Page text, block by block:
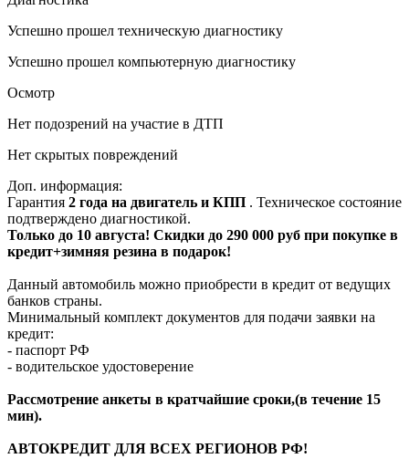
Успешно прошел техническую диагностику
Успешно прошел компьютерную диагностику
Осмотр
Нет подозрений на участие в ДТП
Нет скрытых повреждений
Доп. информация:
Гарантия 2 года на двигатель и КПП . Техническое состояние
подтверждено диагностикой.
Только до 10 августа! Скидки до 290 000 руб при покупке в
кредит+зимняя резина в подарок!
Данный автомобиль можно приобрести в кредит от ведущих
банков страны.
Минимальный комплект документов для подачи заявки на
кредит:
- паспорт РФ
- водительское удостоверение
Рассмотрение анкеты в кратчайшие сроки,(в течение 15
мин).
АВТОКРЕДИТ ДЛЯ ВСЕХ РЕГИОНОВ РФ!